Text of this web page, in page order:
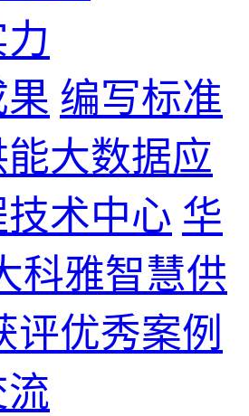
编写标准
大数据应
术中心 华
科雅智慧供
评优秀案例